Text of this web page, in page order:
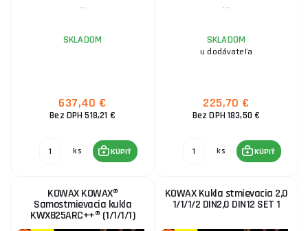
...
SKLADOM
637,40 €
Bez DPH 518,21 €
ks KÚPIŤ
...
SKLADOM
u dodávateľa
225,70 €
Bez DPH 183,50 €
ks KÚPIŤ
KOWAX KOWAX®
Samostmievacia kukla
KWX825ARC++® (1/1/1/1)
KOWAX Kukla stmievacia 2,0
1/1/1/2 DIN2,0 DIN12 SET 1